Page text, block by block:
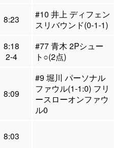
8:23
#10 井上 ディフェン
スリバウンド(0-1-1)
8:18
2-4
#77 青木 2Pシュー
ト○(2点)
8:09
#9 堀川 パーソナル
ファウル(1-1:0) フリ
ースローオンファウ
ル0
8:03